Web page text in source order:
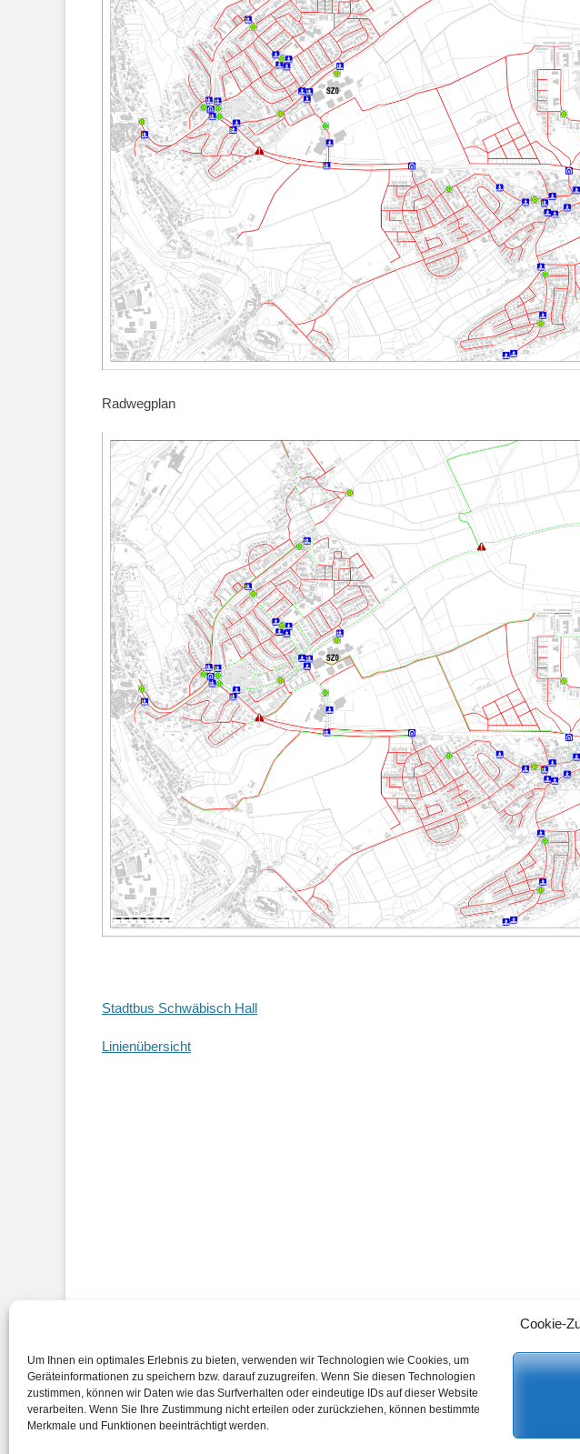
Cookie-
Um Ihnen ein optimales Erlebnis zu bieten, verwenden wir Technologien wie Cookies, um
Geräteinformationen zu speichern bzw. darauf zuzugreifen. Wenn Sie diesen Technologien
zustimmen, können wir Daten wie das Surfverhalten oder eindeutige IDs auf dieser Website
verarbeiten. Wenn Sie Ihre Zustimmung nicht erteilen oder zurückziehen, können bestimmte
Merkmale und Funktionen beeinträchtigt werden.
Radwegplan
Stadtbus Schwäbisch Hall
Linienübersicht
Impressum Datenschutz
Copyright © 2026Gymnasium bei St. Michael Datenschutz